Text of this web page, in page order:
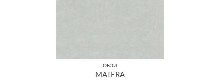
ОБОИ
MATERA